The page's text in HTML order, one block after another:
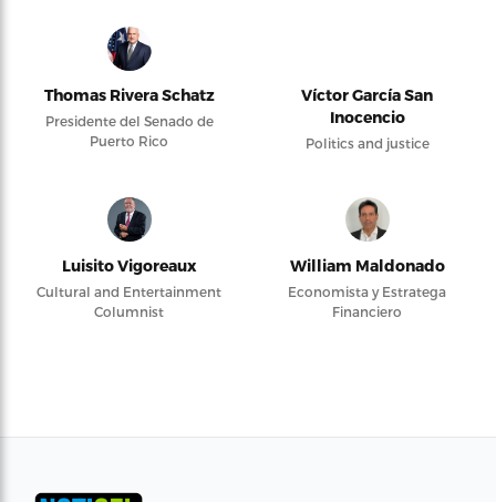
Thomas Rivera Schatz
Presidente del Senado de
Puerto Rico
Víctor García San
Inocencio
Politics and justice
Luisito Vigoreaux
Cultural and Entertainment
Columnist
William Maldonado
Economista y Estratega
Financiero